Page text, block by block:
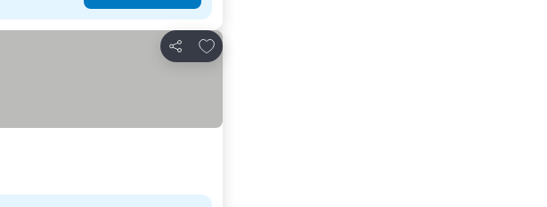
Teilen
Zu Favoriten hinzufügen